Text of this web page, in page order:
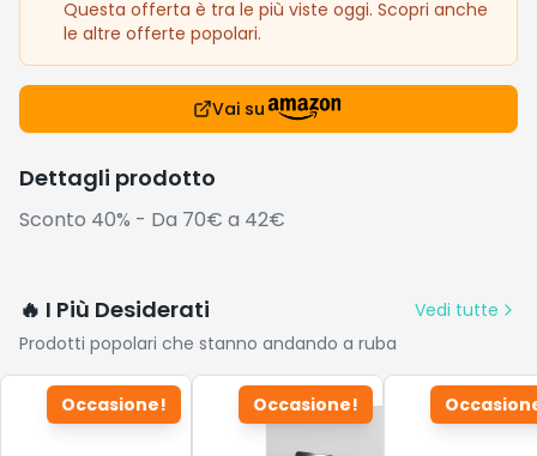
Questa offerta è tra le più viste oggi. Scopri anche
le altre offerte popolari.
Vai su
Dettagli prodotto
Sconto 40% - Da 70€ a 42€
🔥 I Più Desiderati
Vedi tutte
Prodotti popolari che stanno andando a ruba
Occasione! Occasione!